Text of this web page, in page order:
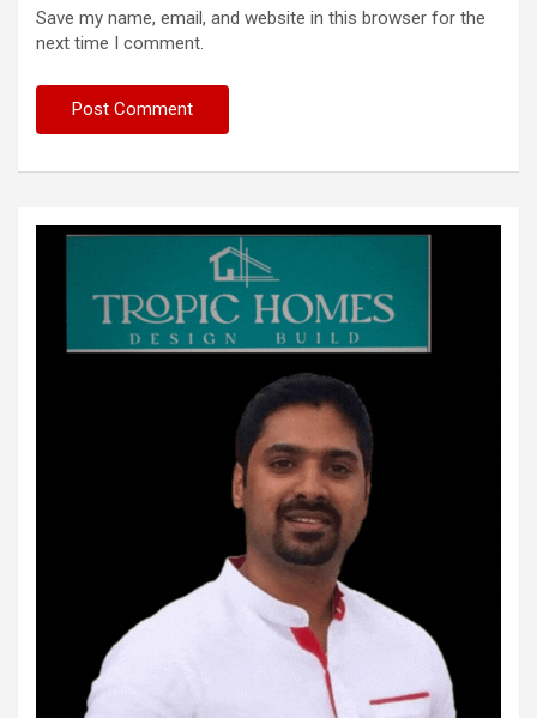
Save my name, email, and website in this browser for the
next time I comment.